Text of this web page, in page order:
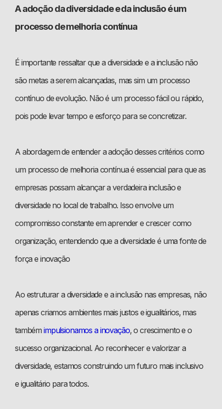
A adoção da diversidade e da inclusão é um
processo de melhoria contínua
É importante ressaltar que a diversidade e a inclusão não
são metas a serem alcançadas, mas sim um processo
contínuo de evolução. Não é um processo fácil ou rápido,
pois pode levar tempo e esforço para se concretizar.
A abordagem de entender a adoção desses critérios como
um processo de melhoria contínua é essencial para que as
empresas possam alcançar a verdadeira inclusão e
diversidade no local de trabalho. Isso envolve um
compromisso constante em aprender e crescer como
organização, entendendo que a diversidade é uma fonte de
força e inovação
Ao estruturar a diversidade e a inclusão nas empresas, não
apenas criamos ambientes mais justos e igualitários, mas
também impulsionamos a inovação, o crescimento e o
sucesso organizacional. Ao reconhecer e valorizar a
diversidade, estamos construindo um futuro mais inclusivo
e igualitário para todos.